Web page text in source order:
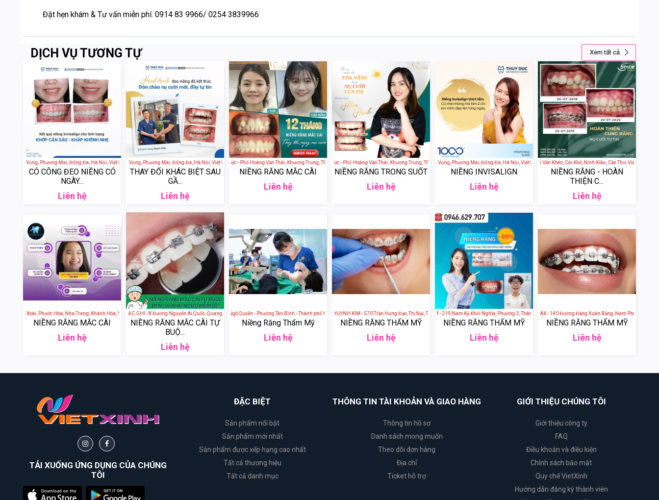
Đặt hẹn khám & Tư vấn miễn phí: 0914 83 9966/ 0254 3839966
DỊCH VỤ TƯƠNG TỰ Xem tất cả
- Phố Vọng, Phương Mai, Đống Đa, Hà Nội, Việt Nam
CÓ CÔNG ĐEO NIỀNG CÓ
NGÀY...
Liên hệ
Nha khoa Thúy Đức - Phố Vọng, Phương Mai, Đống Đa, Hà Nội, Việt Nam
THAY ĐỔI KHÁC BIỆT SAU
GẦ...
Liên hệ
Nha khoa thẩm mỹ Việt Đức - Phố Hoàng Văn Thái, Khương Trung, Thanh Xuân, Hà Nội, Việt Nam
NIỀNG RĂNG MẮC CÀI
Liên hệ
Nha khoa thẩm mỹ Việt Đức - Phố Hoàng Văn Thái, Khương Trung, Thanh Xuân, Hà Nội, Việt Nam
NIỀNG RĂNG TRONG SUỐT
Liên hệ
Nha khoa Thúy Đức - Phố Vọng, Phương Mai, Đống Đa, Hà Nội, Việt Nam
NIỀNG INVISALIGN
Liên hệ
SMILE CẦN THƠ - 95 Trần Văn Khéo, Cái Khế, Ninh Kiều, Cần Thơ, Việt Nam
NIỀNG RĂNG - HOÀN
THIỆN C...
Liên hệ
Vườn Xoài, Phước Hòa, Nha Trang, Khánh Hòa, Việt Nam
NIỀNG RĂNG MẮC CÀI
Liên hệ
NHA KHOA QUỐC TẾ KHẮC GHI - 8 Đường Nguyễn Ái Quốc, Quang Vinh, Thành phố Biên Hòa, Đồng Nai, Việt Nam
NIỀNG RĂNG MẮC CÀI TỰ
BUỘ...
Liên hệ
Nha Khoa HTC - số 135 Ngô Quyền - Phường Tân Bình - Thành phố Hải Dương
Niềng Răng Thẩm Mỹ
Liên hệ
NHA KHOA QUY NHƠN HUỲNH KIM - 570 Trần Hưng Đạo, Thị Nại, Thành phố Qui Nhơn, Bình Định, Việt Nam
NIỀNG RĂNG THẨM MỸ
Liên hệ
NHA KHOA KHÁNH TÂM - 219 Nam Kỳ Khởi Nghĩa, Phường 3, Thành phố Vũng Tầu, Bà Rịa - Vũng Tàu, Việt Nam
NIỀNG RĂNG THẨM MỸ
Liên hệ
NHA KHOA THẨM MỸ MAX - 140 Đường Đặng Xuân Bảng, Nam Phong, TP. Nam
NIỀNG RĂNG THẨM MỸ
Liên hệ
TẢI XUỐNG ỨNG DỤNG CỦA CHÚNG
TÔI
ĐẶC BIỆT
Sản phẩm nổi bật
Sản phẩm mới nhất
Sản phẩm được xếp hạng cao nhất
Tất cả thương hiệu
Tất cả danh mục
THÔNG TIN TÀI KHOẢN VÀ GIAO HÀNG
Thông tin hồ sơ
Danh sách mong muốn
Theo dõi đơn hàng
Địa chỉ
Ticket hỗ trợ
GIỚI THIỆU CHÚNG TÔI
Giới thiệu công ty
FAQ
Điều khoản và điều kiện
Chính sách bảo mật
Quy chế VietXinh
Hướng dẫn đăng ký thành viên